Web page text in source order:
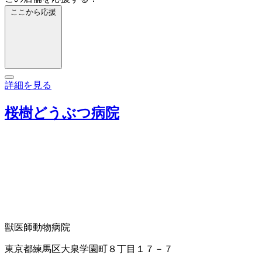
ここから応援
詳細を見る
桜樹どうぶつ病院
獣医師動物病院
東京都練馬区大泉学園町８丁目１７－７